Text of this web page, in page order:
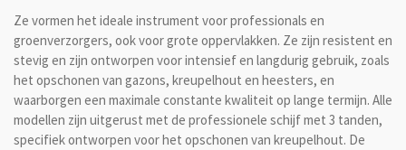
Ze vormen het ideale instrument voor professionals en
groenverzorgers, ook voor grote oppervlakken. Ze zijn resistent en
stevig en zijn ontworpen voor intensief en langdurig gebruik, zoals
het opschonen van gazons, kreupelhout en heesters, en
waarborgen een maximale constante kwaliteit op lange termijn. Alle
modellen zijn uitgerust met de professionele schijf met 3 tanden,
specifiek ontworpen voor het opschonen van kreupelhout. De